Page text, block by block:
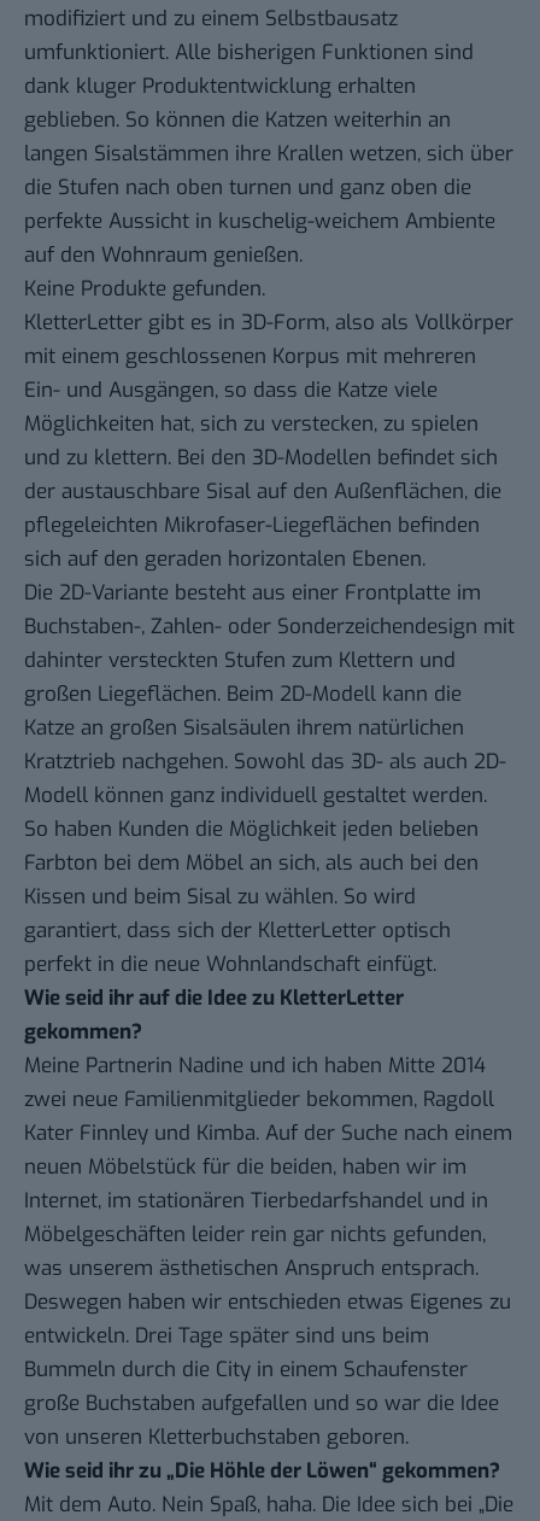
modifiziert und zu einem Selbstbausatz
umfunktioniert. Alle bisherigen Funktionen sind
dank kluger Produktentwicklung erhalten
geblieben. So können die Katzen weiterhin an
langen Sisalstämmen ihre Krallen wetzen, sich über
die Stufen nach oben turnen und ganz oben die
perfekte Aussicht in kuschelig-weichem Ambiente
auf den Wohnraum genießen.
Keine Produkte gefunden.
KletterLetter gibt es in 3D-Form, also als Vollkörper
mit einem geschlossenen Korpus mit mehreren
Ein- und Ausgängen, so dass die Katze viele
Möglichkeiten hat, sich zu verstecken, zu spielen
und zu klettern. Bei den 3D-Modellen befindet sich
der austauschbare Sisal auf den Außenflächen, die
pflegeleichten Mikrofaser-Liegeflächen befinden
sich auf den geraden horizontalen Ebenen.
Die 2D-Variante besteht aus einer Frontplatte im
Buchstaben-, Zahlen- oder Sonderzeichendesign mit
dahinter versteckten Stufen zum Klettern und
großen Liegeflächen. Beim 2D-Modell kann die
Katze an großen Sisalsäulen ihrem natürlichen
Kratztrieb nachgehen. Sowohl das 3D- als auch 2D-
Modell können ganz individuell gestaltet werden.
So haben Kunden die Möglichkeit jeden belieben
Farbton bei dem Möbel an sich, als auch bei den
Kissen und beim Sisal zu wählen. So wird
garantiert, dass sich der KletterLetter optisch
perfekt in die neue Wohnlandschaft einfügt.
Wie seid ihr auf die Idee zu KletterLetter
gekommen?
Meine Partnerin Nadine und ich haben Mitte 2014
zwei neue Familienmitglieder bekommen, Ragdoll
Kater Finnley und Kimba. Auf der Suche nach einem
neuen Möbelstück für die beiden, haben wir im
Internet, im stationären Tierbedarfshandel und in
Möbelgeschäften leider rein gar nichts gefunden,
was unserem ästhetischen Anspruch entsprach.
Deswegen haben wir entschieden etwas Eigenes zu
entwickeln. Drei Tage später sind uns beim
Bummeln durch die City in einem Schaufenster
große Buchstaben aufgefallen und so war die Idee
von unseren Kletterbuchstaben geboren.
Wie seid ihr zu „Die Höhle der Löwen“ gekommen?
Mit dem Auto. Nein Spaß, haha. Die Idee sich bei „Die